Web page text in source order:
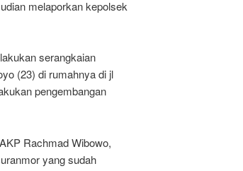
melaporkan kepolsek
serangkaian
(23) di rumahnya di jl
pengembangan
Rachmad Wibowo,
yang sudah